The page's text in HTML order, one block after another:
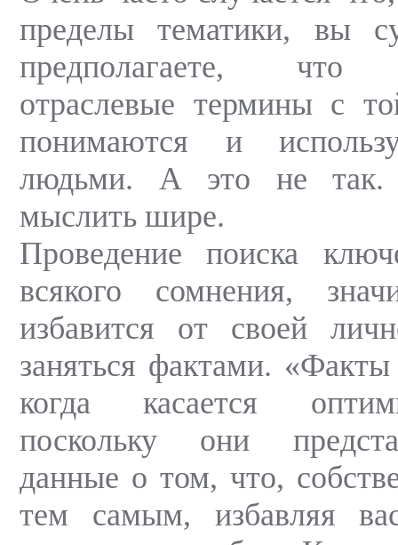
пределы тематики, вы
предполагаете, что
отраслевые термины с
понимаются и
людьми. А это не так.
мыслить шире.
Проведение поиска
всякого сомнения,
избавится от своей
заняться фактами.
когда касается
поскольку они
данные о том, что,
тем самым, избавляя